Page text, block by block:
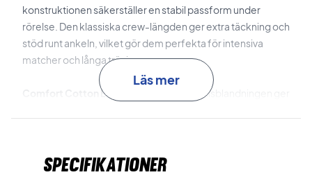
konstruktionen säkerställer en stabil passform under
rörelse. Den klassiska crew-längden ger extra täckning och
stöd runt ankeln, vilket gör dem perfekta för intensiva
matcher och långa träningspass.
Comfort Cotton Blend
Den mjuka bomullsblandningen ger
Flexible FitKombinationen av polyester, nylon och
Läs mer
Specifikationer